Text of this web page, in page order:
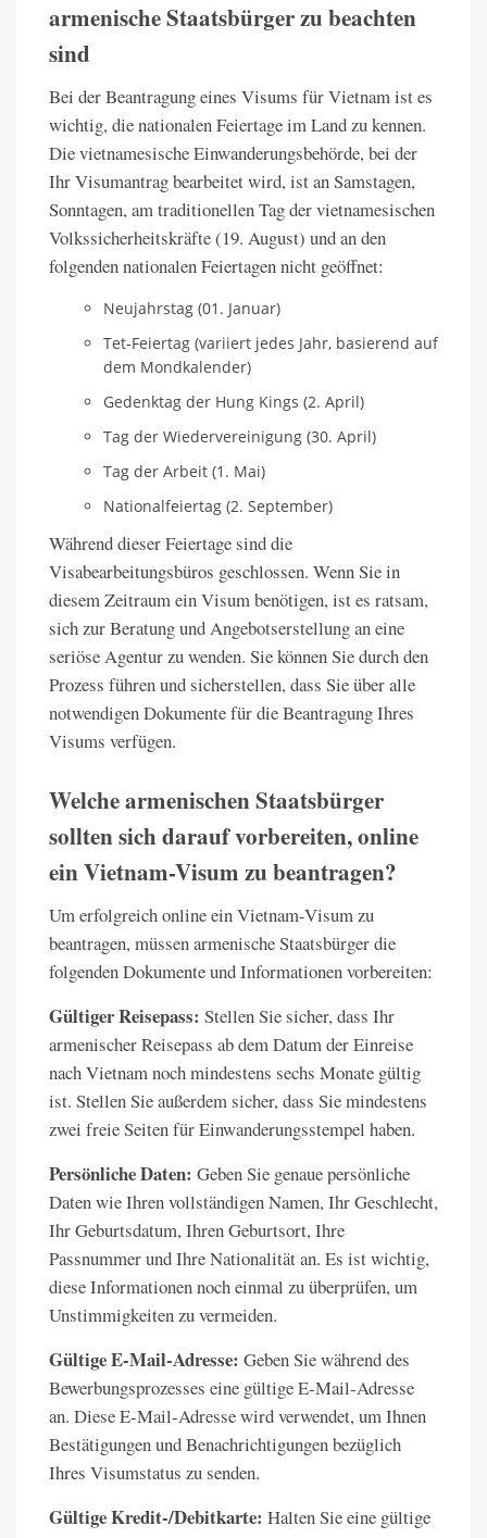
armenische Staatsbürger zu beachten
sind
Bei der Beantragung eines Visums für Vietnam ist es
wichtig, die nationalen Feiertage im Land zu kennen.
Die vietnamesische Einwanderungsbehörde, bei der
Ihr Visumantrag bearbeitet wird, ist an Samstagen,
Sonntagen, am traditionellen Tag der vietnamesischen
Volkssicherheitskräfte (19. August) und an den
folgenden nationalen Feiertagen nicht geöffnet:
Neujahrstag (01. Januar)
Tet-Feiertag (variiert jedes Jahr, basierend auf
dem Mondkalender)
Gedenktag der Hung Kings (2. April)
Tag der Wiedervereinigung (30. April)
Tag der Arbeit (1. Mai)
Nationalfeiertag (2. September)
Während dieser Feiertage sind die
Visabearbeitungsbüros geschlossen. Wenn Sie in
diesem Zeitraum ein Visum benötigen, ist es ratsam,
sich zur Beratung und Angebotserstellung an eine
seriöse Agentur zu wenden. Sie können Sie durch den
Prozess führen und sicherstellen, dass Sie über alle
notwendigen Dokumente für die Beantragung Ihres
Visums verfügen.
Welche armenischen Staatsbürger
sollten sich darauf vorbereiten, online
ein Vietnam-Visum zu beantragen?
Um erfolgreich online ein Vietnam-Visum zu
beantragen, müssen armenische Staatsbürger die
folgenden Dokumente und Informationen vorbereiten:
Gültiger Reisepass: Stellen Sie sicher, dass Ihr
armenischer Reisepass ab dem Datum der Einreise
nach Vietnam noch mindestens sechs Monate gültig
ist. Stellen Sie außerdem sicher, dass Sie mindestens
zwei freie Seiten für Einwanderungsstempel haben.
Persönliche Daten: Geben Sie genaue persönliche
Daten wie Ihren vollständigen Namen, Ihr Geschlecht,
Ihr Geburtsdatum, Ihren Geburtsort, Ihre
Passnummer und Ihre Nationalität an. Es ist wichtig,
diese Informationen noch einmal zu überprüfen, um
Unstimmigkeiten zu vermeiden.
Gültige E-Mail-Adresse: Geben Sie während des
Bewerbungsprozesses eine gültige E-Mail-Adresse
an. Diese E-Mail-Adresse wird verwendet, um Ihnen
Bestätigungen und Benachrichtigungen bezüglich
Ihres Visumstatus zu senden.
Gültige Kredit-/Debitkarte: Halten Sie eine gültige